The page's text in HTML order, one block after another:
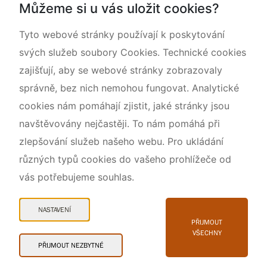
O nás
Snadné čtení
© 2026 AOPK ČR
Můžeme si u vás uložit cookies?
Tyto webové stránky používají k poskytování
svých služeb soubory Cookies. Technické cookies
zajišťují, aby se webové stránky zobrazovaly
správně, bez nich nemohou fungovat. Analytické
cookies nám pomáhají zjistit, jaké stránky jsou
navštěvovány nejčastěji. To nám pomáhá při
zlepšování služeb našeho webu. Pro ukládání
různých typů cookies do vašeho prohlížeče od
vás potřebujeme souhlas.
NASTAVENÍ
PŘIJMOUT NEZBYTNÉ
PŘIJMOUT
VŠECHNY